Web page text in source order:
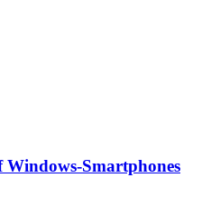
Windows-Smartphones